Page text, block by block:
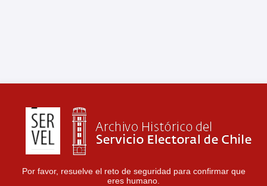
Por favor, resuelve el reto de seguridad para confirmar que
eres humano.